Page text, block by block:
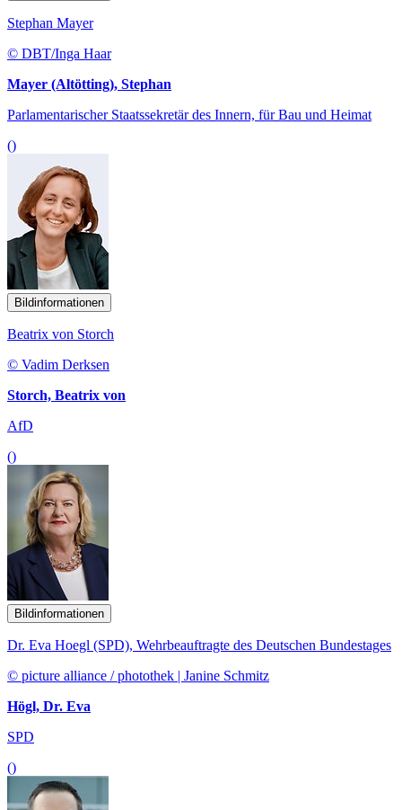
Stephan Mayer
© DBT/Inga Haar
Mayer (Altötting), Stephan
Parlamentarischer Staatssekretär des Innern, für Bau und Heimat
()
Bildinformationen
Beatrix von Storch
© Vadim Derksen
Storch, Beatrix von
AfD
()
Bildinformationen
Dr. Eva Hoegl (SPD), Wehrbeauftragte des Deutschen Bundestages
© picture alliance / photothek | Janine Schmitz
Högl, Dr. Eva
SPD
()